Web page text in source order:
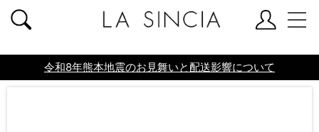
共通ヘッダー
令和8年熊本地震のお見舞いと配送影響について